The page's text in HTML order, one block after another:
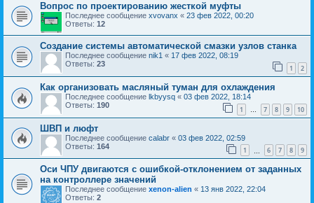
Вопрос по проектированию жесткой муфты
Последнее сообщение xvovanx « 23 фев 2022, 00:20
Ответы: 12
Создание системы автоматической смазки узлов станка
Последнее сообщение nik1 « 17 фев 2022, 08:19
Ответы: 23 1 2
Как организовать масляный туман для охлаждения
Последнее сообщение lkbyysq « 03 фев 2022, 18:14
Ответы: 190 1 … 7 8 9 10
ШВП и люфт
Последнее сообщение calabr « 03 фев 2022, 02:59
Ответы: 164 1 6 7 8 9
Оси ЧПУ двигаются с ошибкой-отклонением от заданных
на контроллере значений
Последнее сообщение xenon-alien « 13 янв 2022, 22:04
Ответы: 2